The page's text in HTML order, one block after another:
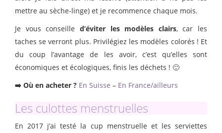
mettre au sèche-linge) et je recommence chaque mois.
Je vous conseille d’éviter les modèles clairs, car les
taches se verront plus. Privilégiez les modèles colorés ! Et
du coup l’avantage de les avoir, c’est qu’elles sont
économiques et écologiques, finis les déchets ! 🙂
➡️ Où en acheter ? En Suisse – En France/ailleurs
Les culottes menstruelles
En 2017 j’ai testé la cup menstruelle et les serviettes